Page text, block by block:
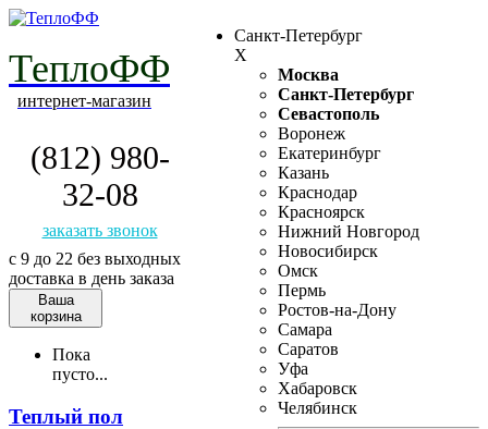
Санкт-Петербург
X
Москва
Санкт-Петербург
Севастополь
Воронеж
Екатеринбург
Казань
Краснодар
Красноярск
Нижний Новгород
Новосибирск
Омск
Пермь
Ростов-на-Дону
Самара
Саратов
Уфа
Хабаровск
Челябинск
ТеплоФФ
интернет-магазин
(812) 980-
32-08
заказать звонок
с 9 до 22 без выходных
доставка в день заказа
Ваша
корзина
Пока
пусто...
Теплый пол